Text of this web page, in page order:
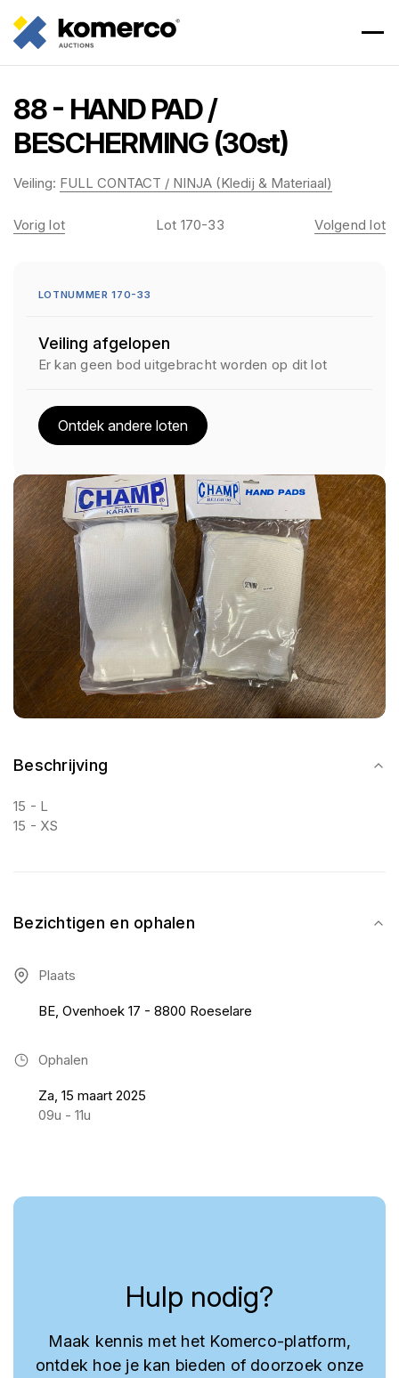
88 - HAND PAD /
BESCHERMING (30st)
Veiling: FULL CONTACT / NINJA (Kledij & Materiaal)
Beschrijving
15 - L
15 - XS
Bezichtigen en ophalen
Plaats
BE, Ovenhoek 17 - 8800 Roeselare
Ophalen
Za, 15 maart 2025
09u - 11u
Vorig lot Lot 170-33 Volgend lot
LOTNUMMER 170-33
Veiling afgelopen
Er kan geen bod uitgebracht worden op dit lot
Ontdek andere loten
Hulp nodig?
Maak kennis met het Komerco-platform,
ontdek hoe je kan bieden of doorzoek onze